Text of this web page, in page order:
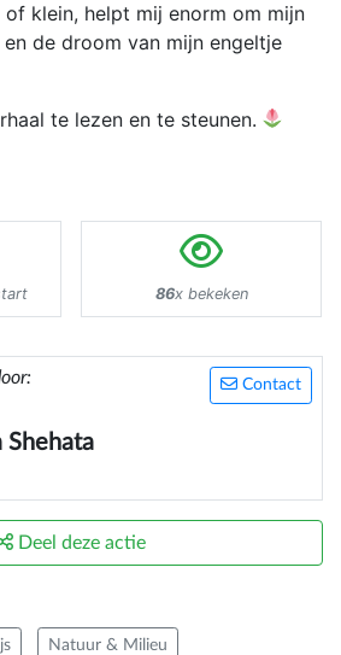
klein, helpt mij enorm om mijn
de droom van mijn engeltje
te lezen en te steunen.
86x bekeken
Contact
Shehata
Deel deze actie
Natuur & Milieu